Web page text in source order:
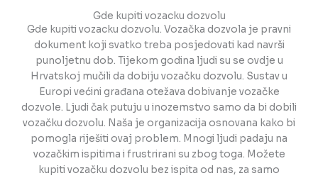
Gde kupiti vozacku dozvolu
Gde kupiti vozacku dozvolu. Vozačka dozvola je pravni
dokument koji svatko treba posjedovati kad navrši
punoljetnu dob. Tijekom godina ljudi su se ovdje u
Hrvatskoj mučili da dobiju vozačku dozvolu. Sustav u
Europi većini građana otežava dobivanje vozačke
dozvole. Ljudi čak putuju u inozemstvo samo da bi dobili
vozačku dozvolu. Naša je organizacija osnovana kako bi
pomogla riješiti ovaj problem. Mnogi ljudi padaju na
vozačkim ispitima i frustrirani su zbog toga. Možete
kupiti vozačku dozvolu bez ispita od nas, za samo